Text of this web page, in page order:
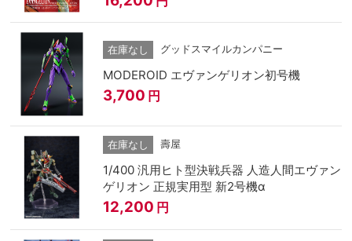
在庫なし グッドスマイルカンパニー
MODEROID エヴァンゲリオン初号機
3,700 円
在庫なし 壽屋
1/400 汎用ヒト型決戦兵器 人造人間エヴァン
ゲリオン 正規実用型 新2号機α
12,200 円